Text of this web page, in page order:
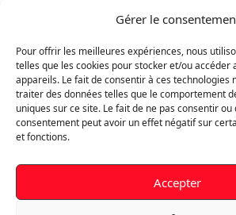
Gérer le
Pour offrir les meilleures expériences, nous
telles que les cookies pour stocker et/ou accéder
appareils. Le fait de consentir à ces technologies
traiter des données telles que le comportement
uniques sur ce site. Le fait de ne pas consentir
consentement peut avoir un effet négatif sur
et fonctions.
Accepter
Informations
Commandes